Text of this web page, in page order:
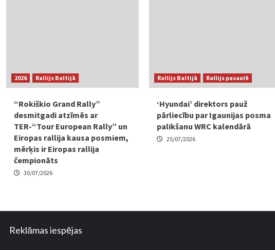
2026 Rallijs Baltijā
“Rokiškio Grand Rally”
desmitgadi atzīmēs ar
TER-“Tour European Rally” un
Eiropas rallija kausa posmiem,
mērķis ir Eiropas rallija
čempionāts
30/07/2026
Rallijs Baltijā Rallijs pasaulē
‘Hyundai’ direktors pauž
pārliecību par Igaunijas posma
palikšanu WRC kalendārā
25/07/2026
Reklāmas iespējas